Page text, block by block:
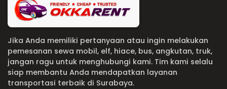
Jika Anda memiliki pertanyaan atau ingin melakukan
pemesanan sewa mobil, elf, hiace, bus, angkutan, truk,
jangan ragu untuk menghubungi kami. Tim kami selalu
siap membantu Anda mendapatkan layanan
transportasi terbaik di Surabaya.